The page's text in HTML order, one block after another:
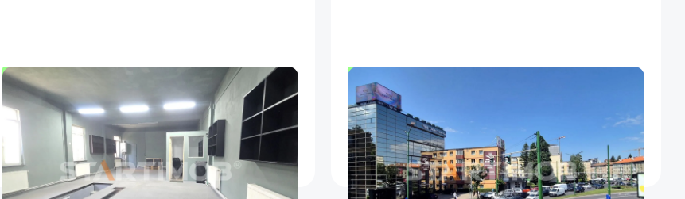
OFERTA NOUA COMISION 50%
Spatiu pentru service auto
Brasov
Parter
Etaj
OFERTA NOUA
Apartament doua camere Centrul Civic
Brasov
60
m²
1
dormitor
1
Etaj